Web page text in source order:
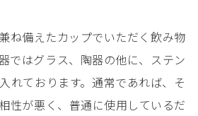
ね備えたカップでいただく飲み物
ではグラス、陶器の他に、ステン
れております。通常であれば、そ
性が悪く、普通に使用しているだ